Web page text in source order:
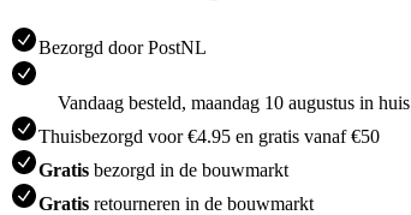
Bezorgd door PostNL
Vandaag besteld, maandag 10 augustus in huis
Thuisbezorgd voor €4.95 en gratis vanaf €50
Gratis bezorgd in de bouwmarkt
Gratis retourneren in de bouwmarkt